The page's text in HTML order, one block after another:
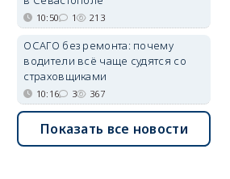
10:50 1 213
ОСАГО без ремонта: почему
водители всё чаще судятся со
страховщиками
10:16 3 367
Показать все новости